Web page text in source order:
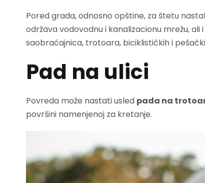
Pored grada, odnosno opštine, za štetu
održava vodovodnu i kanalizacionu mrežu,
saobraćajnica, trotoara, biciklističkih i
Pad na ulici
Povreda može nastati usled pada na
površini namenjenoj za kretanje.